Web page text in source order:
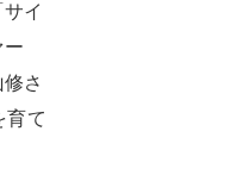
イ
ー
さ
育て